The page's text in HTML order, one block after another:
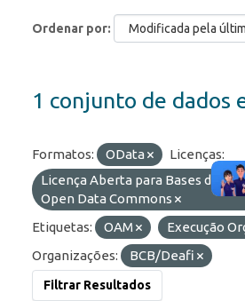
Ordenar por
1 conjunto de dados
Formatos: OData
Licenças:
Licença Aberta para Bases de
Open Data Commons
Etiquetas:
OAM
Execução
Organizações:
BCB/Deafi
Filtrar Resultados